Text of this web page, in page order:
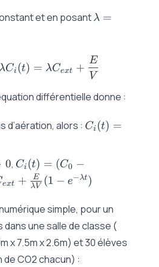
et en posant \lambda
λ =
\frac{dC_i(t)}{dt} +
λCi (t) = λCext +
V
E
différentielle donne :
d’aération, alors : C_i(t) =
Ci (t) =
0, C_i(t) =
(C_0 -
C_{ext})e^{-
\lambda t}
+ C_{ext} +
\frac{E}
{\lambda
V}(1 - e^{-
Ci (t) = (C0 −
ext + λV
E (1 − e−λt)
simple, pour un
dans une salle de classe (
200
x 7.5m x 2.6m) et 30 élèves
CO2 chacun) :